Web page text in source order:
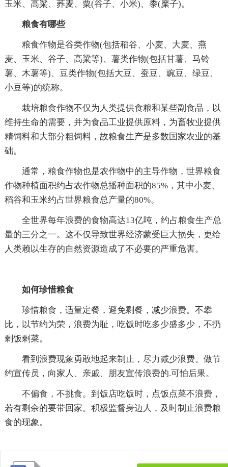
玉米、高粱、荞麦、粟(谷子、小米)、黍(糜子)。
粮食有哪些
粮食作物是谷类作物(包括稻谷、小麦、大麦、燕
麦、玉米、谷子、高粱等)、薯类作物(包括甘薯、马铃
薯、木薯等)、豆类作物(包括大豆、蚕豆、豌豆、绿豆、
小豆等)的统称。
栽培粮食作物不仅为人类提供食粮和某些副食品，以
维持生命的需要，并为食品工业提供原料，为畜牧业提供
精饲料和大部分粗饲料，故粮食生产是多数国家农业的基
础。
通常，粮食作物也是农作物中的主导作物，世界粮食
作物种植面积约占农作物总播种面积的85%，其中小麦、
稻谷和玉米约占世界粮食总产量的80%。
全世界每年浪费的食物高达13亿吨，约占粮食生产总
量的三分之一。这不仅导致世界经济蒙受巨大损失，更给
人类赖以生存的自然资源造成了不必要的严重危害。
如何珍惜粮食
珍惜粮食，适量定餐，避免剩餐，减少浪费。不攀
比，以节约为荣，浪费为耻，吃饭时吃多少盛多少，不扔
剩饭剩菜。
看到浪费现象勇敢地起来制止，尽力减少浪费。做节
约宣传员，向家人、亲戚、朋友宣传浪费的.可怕后果。
不偏食，不挑食。到饭店吃饭时，点饭点菜不浪费，
若有剩余的要带回家。积极监督身边人，及时制止浪费粮
食的现象。